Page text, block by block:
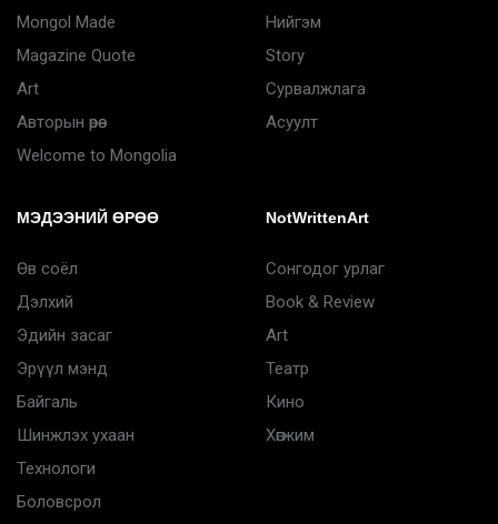
Mongol Made
Magazine Quote
Art
Авторын өрөө
Welcome to Mongolia
Нийгэм
Story
Сурвалжлага
Асуулт
МЭДЭЭНИЙ ӨРӨӨ
Өв соёл
Дэлхий
Эдийн засаг
Эрүүл мэнд
Байгаль
Шинжлэх ухаан
Технологи
Боловсрол
NotWrittenArt
Сонгодог урлаг
Book & Review
Art
Театр
Кино
Хөгжим